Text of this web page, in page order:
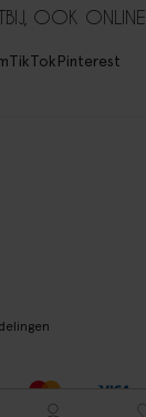
OOK ONLINE
TikTokPinterest